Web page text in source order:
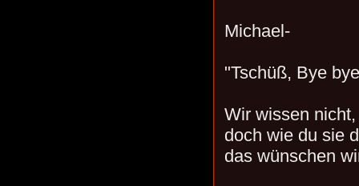
Michael-
"Tschüß, Bye
Wir wissen
doch wie du sie
das wünschen